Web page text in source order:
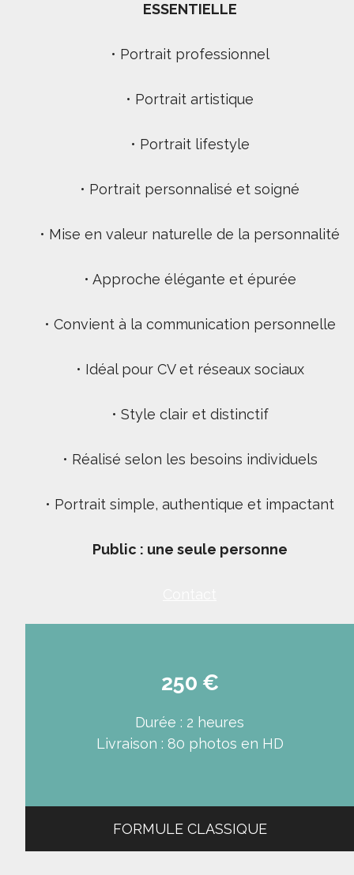
ESSENTIELLE
• Portrait professionnel
• Portrait artistique
• Portrait lifestyle
• Portrait personnalisé et soigné
• Mise en valeur naturelle de la personnalité
• Approche élégante et épurée
• Convient à la communication personnelle
• Idéal pour CV et réseaux sociaux
• Style clair et distinctif
• Réalisé selon les besoins individuels
• Portrait simple, authentique et impactant
Public : une seule personne
250 €
Durée : 2 heures
Livraison : 80 photos en HD
FORMULE CLASSIQUE